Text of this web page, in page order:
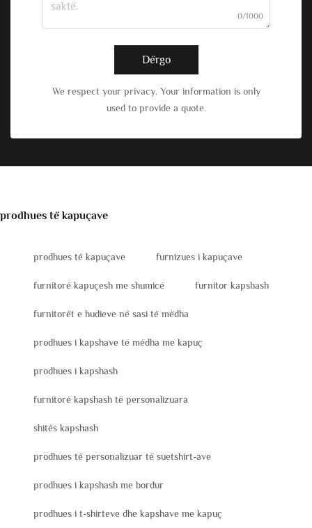
0/1000
Dërgo
We respect your privacy. Your information is only
used to provide a quote.
prodhues të kapuçave
prodhues të kapuçave furnizues i kapuçave
furnitorë kapuçesh me shumicë furnitor kapshash
furnitorët e hudieve në sasi të mëdha
prodhues i kapshave të mëdha me kapuç
prodhues i kapshash
furnitorë kapshash të personalizuara
shitës kapshash
prodhues të personalizuar të suetshirt-ave
prodhues i kapshash me bordur
prodhues i t-shirteve dhe kapshave me kapuç